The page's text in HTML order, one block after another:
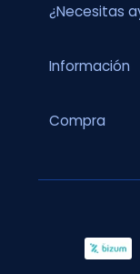
¿Necesitas
Información
Compra